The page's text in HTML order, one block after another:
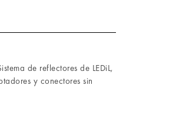
de reflectores de LEDiL,
y conectores sin